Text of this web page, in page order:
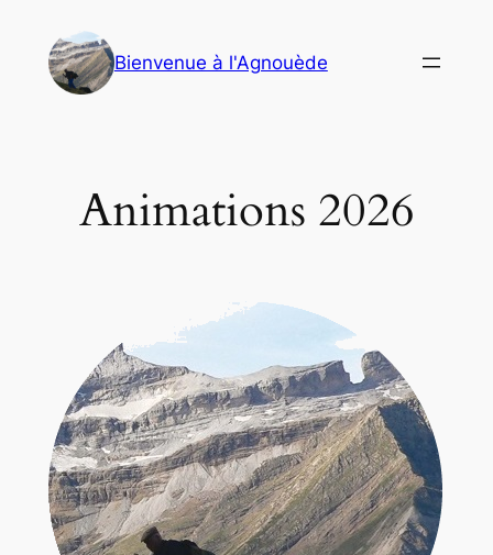
contenu
Bienvenue à l'Agnouède
Animations 2026